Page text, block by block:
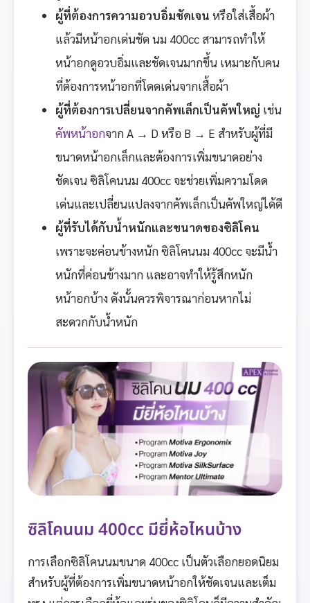
ผู้ที่ต้องการความอวบอิ่มชัดเจน หรือใส่เสื้อผ้า
แล้วมีหน้าอกเด่นชัด นม 400cc สามารถทำให้
หน้าอกดูอวบอิ่มและชัดเจนมากขึ้น เหมาะกับคน
ที่ต้องการหน้าอกที่โดดเด่นจากเสื้อผ้า
ผู้ที่ต้องการเปลี่ยนจากคัพเล็กเป็นคัพใหญ่ เช่น
คัพหน้าอกจาก A → D หรือ B → E สำหรับผู้ที่มี
ขนาดหน้าอกเล็กและต้องการเพิ่มขนาดอย่าง
ชัดเจน ซิลิโคนนม 400cc จะช่วยเพิ่มความโดด
เด่นและเปลี่ยนแปลงจากคัพเล็กเป็นคัพใหญ่ได้ดี
ผู้ที่รับได้กับน้ำหนักและขนาดของซิลิโคน
เพราะจะค่อนข้างหนัก ซิลิโคนนม 400cc จะมีน้ำ
หนักที่ค่อนข้างมาก และอาจทำให้รู้สึกหนัก
หน้าอกบ้าง ดังนั้นควรพิจารณาก่อนหากไม่
สะดวกกับน้ำหนัก
ซิลิโคนนม 400cc มียี่ห้อไหนบ้าง
การเลือกซิลิโคนนมขนาด 400cc เป็นตัวเลือกยอดนิยม
สำหรับผู้ที่ต้องการเพิ่มขนาดหน้าอกให้ชัดเจนและเต็ม